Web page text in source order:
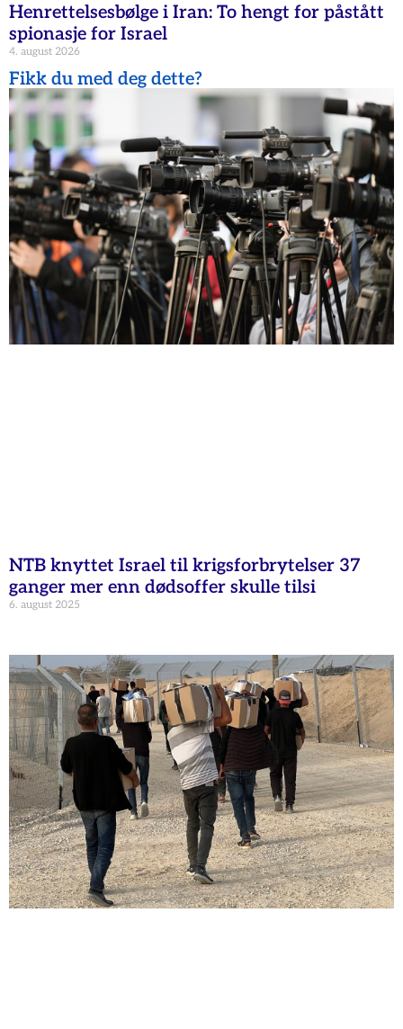
Henrettelsesbølge i Iran: To hengt for påstått
spionasje for Israel
4. august 2026
Fikk du med deg dette?
NTB knyttet Israel til krigsforbrytelser 37
ganger mer enn dødsoffer skulle tilsi
6. august 2025